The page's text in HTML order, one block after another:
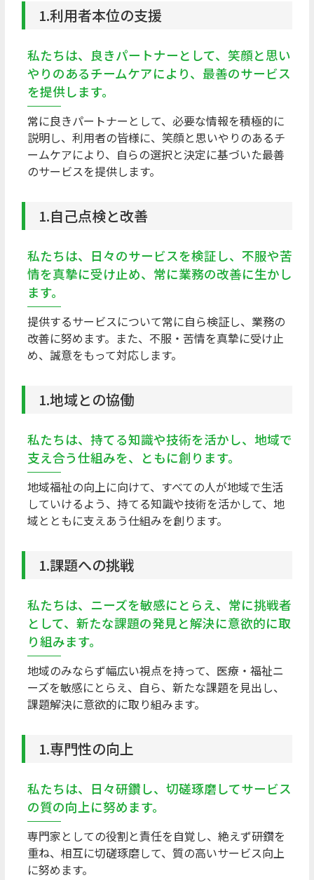
1.利用者本位の支援
私たちは、良きパートナーとして、笑顔と思い
やりのあるチームケアにより、最善のサービス
を提供します。
常に良きパートナーとして、必要な情報を積極的に
説明し、利用者の皆様に、笑顔と思いやりのあるチ
ームケアにより、自らの選択と決定に基づいた最善
のサービスを提供します。
1.自己点検と改善
私たちは、日々のサービスを検証し、不服や苦
情を真摯に受け止め、常に業務の改善に生かし
ます。
提供するサービスについて常に自ら検証し、業務の
改善に努めます。また、不服・苦情を真摯に受け止
め、誠意をもって対応します。
1.地域との協働
私たちは、持てる知識や技術を活かし、地域で
支え合う仕組みを、ともに創ります。
地域福祉の向上に向けて、すべての人が地域で生活
していけるよう、持てる知識や技術を活かして、地
域とともに支えあう仕組みを創ります。
1.課題への挑戦
私たちは、ニーズを敏感にとらえ、常に挑戦者
として、新たな課題の発見と解決に意欲的に取
り組みます。
地域のみならず幅広い視点を持って、医療・福祉ニ
ーズを敏感にとらえ、自ら、新たな課題を見出し、
課題解決に意欲的に取り組みます。
1.専門性の向上
私たちは、日々研鑽し、切磋琢磨してサービス
の質の向上に努めます。
専門家としての役割と責任を自覚し、絶えず研鑽を
重ね、相互に切磋琢磨して、質の高いサービス向上
に努めます。